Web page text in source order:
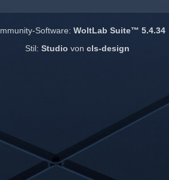
Software: WoltLab Suite™ 5.4.34
Stil: Studio von cls-design